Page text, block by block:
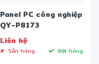
Panel PC công nghiệp
QY-P8173
Liên hệ
Sẵn hàng Đặt hàng